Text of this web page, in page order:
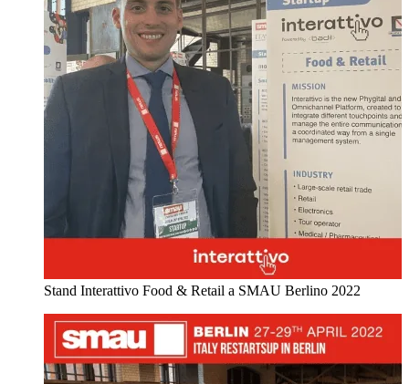
Stand Interattivo Food & Retail a SMAU Berlino 2022